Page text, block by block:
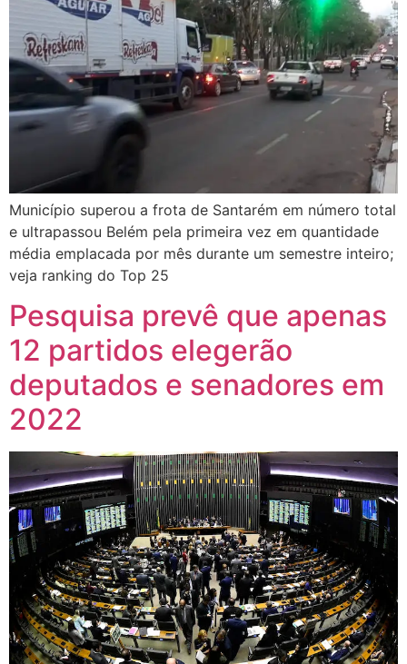
Município superou a frota de Santarém em número total
e ultrapassou Belém pela primeira vez em quantidade
média emplacada por mês durante um semestre inteiro;
veja ranking do Top 25
Pesquisa prevê que apenas
12 partidos elegerão
deputados e senadores em
2022